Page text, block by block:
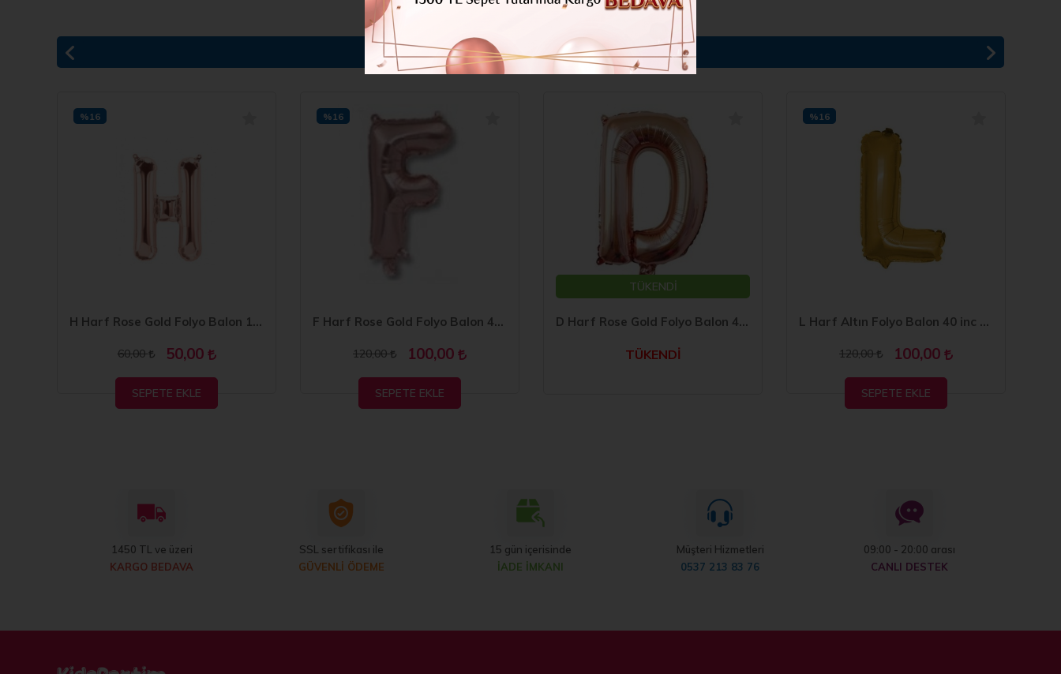
BENZER ÜRÜNLER
H Harf Rose Gold Folyo Balon 16 inc 40 cm
60,00 50,00
%16
SEPETE EKLE
F Harf Rose Gold Folyo Balon 40 inc 100 cm
120,00 100,00
%16
SEPETE EKLE
TÜKENDİ
D Harf Rose Gold Folyo Balon 40 inc 100 cm
TÜKENDİ
L Harf Altın Folyo Balon 40 inc 100 cm
120,00 100,00
%16
SEPETE EKLE
1450 TL ve üzeri
KARGO BEDAVA
SSL sertifikası ile
GÜVENLİ ÖDEME
15 gün içerisinde
İADE İMKANI
Müşteri Hizmetleri
0537 213 83 76
09:00 - 20:00 arası
CANLI DESTEK